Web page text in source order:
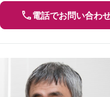
電話でお問い合わ